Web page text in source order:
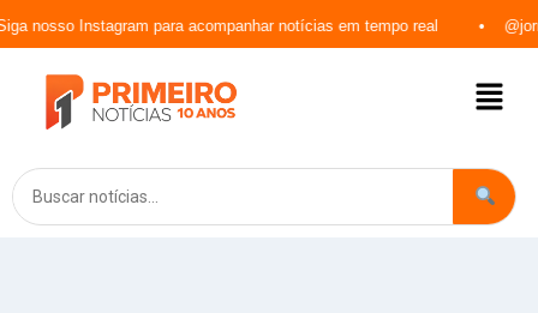
para acompanhar notícias em tempo real